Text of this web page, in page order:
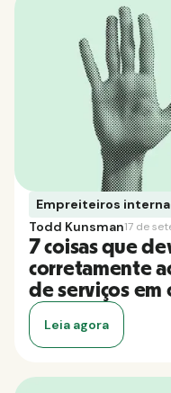
Empreiteiros
Todd Kunsman17 de
7 coisas que
corretamente
de serviços em
Leia agora